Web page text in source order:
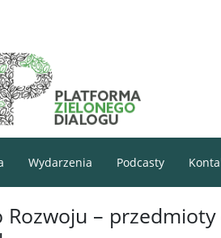
Wydarzenia Podcasty
–